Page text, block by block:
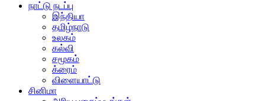
நாட்டு நடப்பு
இந்தியா
தமிழ்நாடு
உலகம்
கல்வி
சமூகம்
க்ரைம்
விளையாட்டு
சினிமா